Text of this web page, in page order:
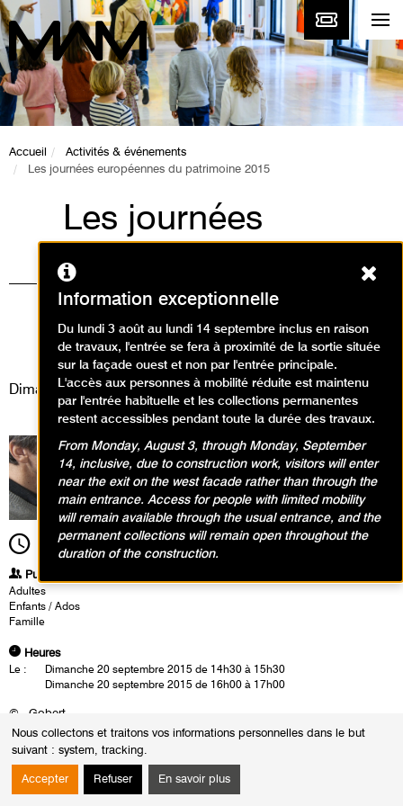
Nous collectons et traitons vos informations personnelles dans le but
suivant : system, tracking.
Accepter Refuser En savoir plus
Accueil
Activités & événements
Les journées européennes du patrimoine 2015
Les journées
européennes du
patrimoine 2015
Animations, Événement /
Journées du Patrimoine
Dimanche 20 septembre 2015
14h30 1h00
Publics
Adultes
Enfants / Ados
Famille
Heures
Le :
Dimanche 20 septembre 2015 de 14h30 à 15h30
Dimanche 20 septembre 2015 de 16h00 à 17h00
© Gobert
Les images flottantes
Performance contée de Patrick Corillon (Salle 2)
dans le cadre
Information exceptionnelle
Du lundi 3 août au lundi 14 septembre inclus en raison
de travaux, l'entrée se fera à proximité de la sortie située
sur la façade ouest et non par l'entrée principale.
L'accès aux personnes à mobilité réduite est maintenu
par l'entrée habituelle et les collections permanentes
restent accessibles pendant toute la durée des travaux.
From Monday, August 3, through Monday, September
14, inclusive, due to construction work, visitors will enter
near the exit on the west facade rather than through the
main entrance. Access for people with limited mobility
will remain available through the usual entrance, and the
permanent collections will remain open throughout the
duration of the construction.